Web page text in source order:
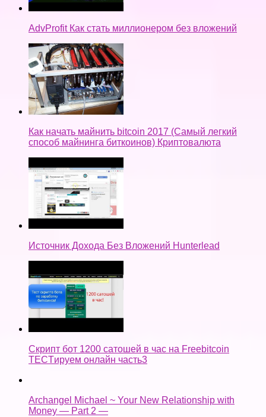
AdvProfit Как стать миллионером без вложений
Как начать майнить bitcoin 2017 (Самый легкий
способ майнинга биткоинов) Криптовалюта
Источник Дохода Без Вложений Hunterlead
Скрипт бот 1200 сатошей в час на Freebitcoin
TECTируем онлайн часть3
Archangel Michael ~ Your New Relationship with
Money — Part 2 —